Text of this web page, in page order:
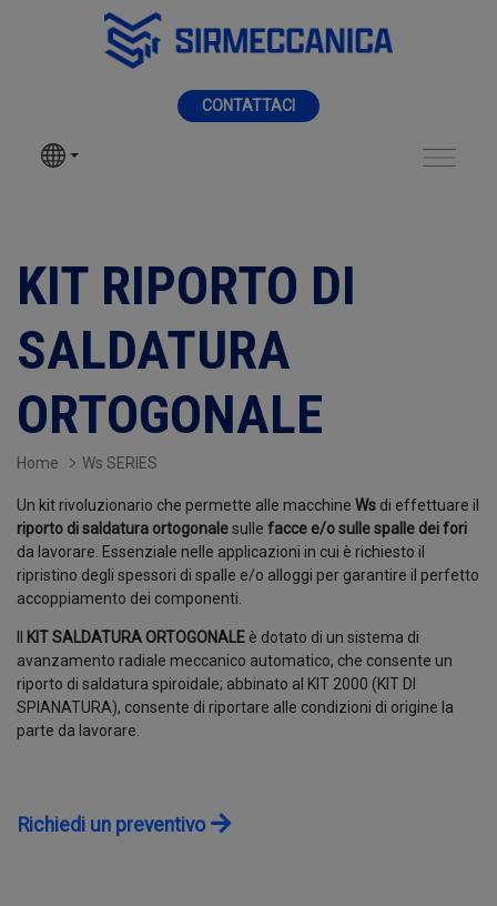
Skip to Main Content
CONTATTACI
SIR MECCANICA
CONTATTI
LAVORA CON NOI
KIT RIPORTO DI
SALDATURA
ORTOGONALE
Home Ws SERIES
Un kit rivoluzionario che permette alle macchine Ws di effettuare il
riporto di saldatura ortogonalesulle facce e/o sulle spalle dei fori
da lavorare. Essenziale nelle applicazioni in cui è richiesto il
ripristino degli spessori di spalle e/o alloggi per garantire il perfetto
accoppiamento dei componenti.
KIT SALDATURA ORTOGONALE è dotato di un sistema di
avanzamento radiale meccanico automatico, che consente un
riporto di saldatura spiroidale; abbinato al KIT 2000 (KIT DI
SPIANATURA), consente di riportare alle condizioni di origine la
parte da lavorare.
Richiedi un preventivo